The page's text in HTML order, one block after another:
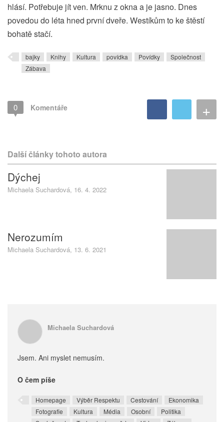
hlásí. Potřebuje jít ven. Mrknu z okna a je jasno. Dnes
povedou do léta hned první dveře. Westíkům to ke štěstí
bohatě stačí.
bajky Knihy Kultura povídka Povídky
Společnost
Zábava
0 Komentáře +
Další články tohoto autora
Dýchej
Michaela Suchardová, 16. 4. 2022
Nerozumím
Michaela Suchardová, 13. 6. 2021
Michaela Suchardová
Jsem. Ani myslet nemusím.
O čem píše
Homepage Výběr Respektu Cestování
Ekonomika
Fotografie
Kultura Média Osobní
Politika